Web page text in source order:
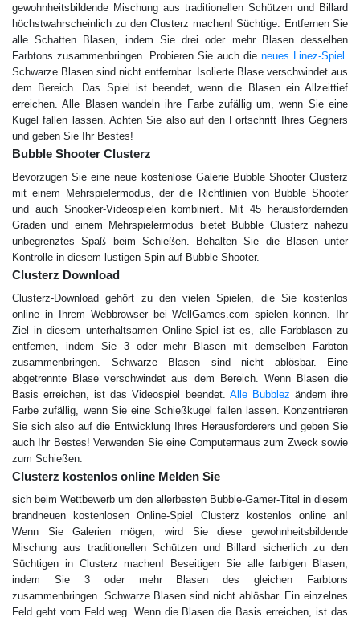
gewohnheitsbildende Mischung aus traditionellen Schützen und Billard
höchstwahrscheinlich zu den Clusterz machen! Süchtige. Entfernen Sie
alle Schatten Blasen, indem Sie drei oder mehr Blasen desselben
Farbtons zusammenbringen. Probieren Sie auch die neues Linez-Spiel
Schwarze Blasen sind nicht entfernbar. Isolierte Blase verschwindet aus
dem Bereich. Das Spiel ist beendet, wenn die Blasen ein Allzeittief
erreichen. Alle Blasen wandeln ihre Farbe zufällig um, wenn Sie eine
Kugel fallen lassen. Achten Sie also auf den Fortschritt Ihres Gegners
und geben Sie Ihr Bestes!
Bubble Shooter Сlusterz
Bevorzugen Sie eine neue kostenlose Galerie Bubble Shooter Сlusterz
mit einem Mehrspielermodus, der die Richtlinien von Bubble Shooter
und auch Snooker-Videospielen kombiniert. Mit 45 herausfordernden
Graden und einem Mehrspielermodus bietet Bubble Clusterz nahezu
unbegrenztes Spaß beim Schießen. Behalten Sie die Blasen unter
Kontrolle in diesem lustigen Spin auf Bubble Shooter.
Clusterz Download
Сlusterz-Download gehört zu den vielen Spielen, die Sie kostenlos
online in Ihrem Webbrowser bei WellGames.com spielen können. Ihr
Ziel in diesem unterhaltsamen Online-Spiel ist es, alle Farbblasen zu
entfernen, indem Sie 3 oder mehr Blasen mit demselben Farbton
zusammenbringen. Schwarze Blasen sind nicht ablösbar. Eine
abgetrennte Blase verschwindet aus dem Bereich. Wenn Blasen die
Basis erreichen, ist das Videospiel beendet. Alle Bubblez ändern ihre
Farbe zufällig, wenn Sie eine Schießkugel fallen lassen. Konzentrieren
Sie sich also auf die Entwicklung Ihres Herausforderers und geben Sie
auch Ihr Bestes! Verwenden Sie eine Computermaus zum Zweck sowie
zum Schießen.
Сlusterz kostenlos online Melden Sie
sich beim Wettbewerb um den allerbesten Bubble-Gamer-Titel in diesem
brandneuen kostenlosen Online-Spiel Сlusterz kostenlos online an!
Wenn Sie Galerien mögen, wird Sie diese gewohnheitsbildende
Mischung aus traditionellen Schützen und Billard sicherlich zu den
Süchtigen in Clusterz machen! Beseitigen Sie alle farbigen Blasen,
indem Sie 3 oder mehr Blasen des gleichen Farbtons
zusammenbringen. Schwarze Blasen sind nicht ablösbar. Ein einzelnes
Feld geht vom Feld weg. Wenn die Blasen die Basis erreichen, ist das